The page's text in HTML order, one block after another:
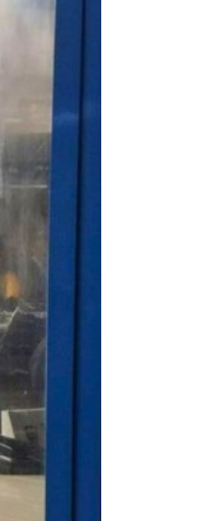
выживания в дикой
и
как основа
команд